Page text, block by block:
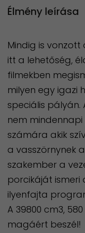
Élmény leírása
Mindig is
itt a lehetőség,
filmekben
milyen egy igazi
speciális pályán.
nem
számára akik
a vasszörnynek
szakember a
porcikáját ismeri
ilyenfajta
A 39800 cm3,
magáért beszél!